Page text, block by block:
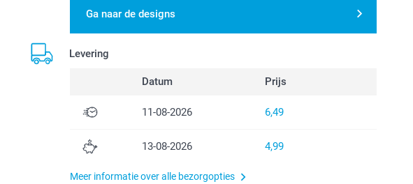
Ga naar de designs
Levering
Datum Prijs
11-08-2026 6,49
13-08-2026 4,99
Meer informatie over alle bezorgopties